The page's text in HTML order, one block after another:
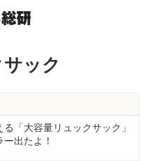
ック
「大容量リュックサック」
出たよ！